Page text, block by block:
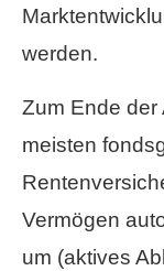
werden.
Zum Ende
meisten
Vermögen
um (aktives